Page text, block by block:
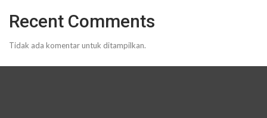
Recent Comments
Tidak ada komentar untuk ditampilkan.